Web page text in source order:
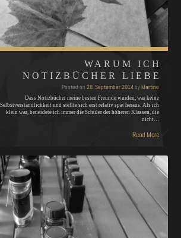
WARUM ICH
NOTIZBÜCHER LIEBE
Posted on 28. September 2014byMartine
Dass Notizbücher meine besten Freunde wurden, war keine
Selbstverständlichkeit und stellte sich erst relativ spät heraus. Als ich
klein war, beneidete ich immer die Schüler der höheren Klassen, die
nicht…
Read More